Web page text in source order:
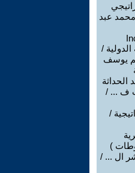
عبد
الدولية /
يوسف
الحداثة
ف ... /
/
)
ال ... /